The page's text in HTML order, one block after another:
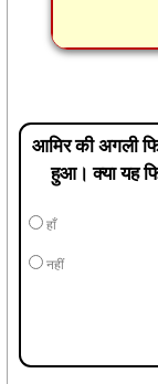
आमिर की अगली
हुआ। क्या यह
हाँ
नहीं